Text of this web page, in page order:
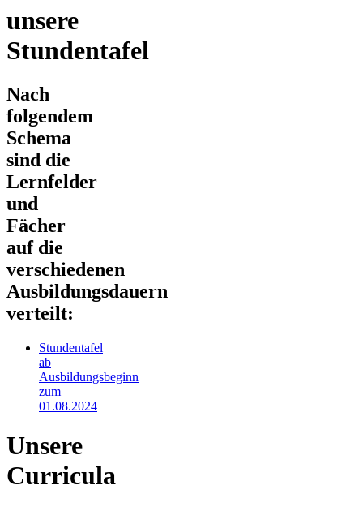
unsere
Stundentafel
Nach
folgendem
Schema
sind die
Lernfelder
und
Fächer
auf die
verschiedenen
Ausbildungsdauern
verteilt:
Stundentafel
ab
Ausbildungsbeginn
zum
01.08.2024
Unsere
Curricula